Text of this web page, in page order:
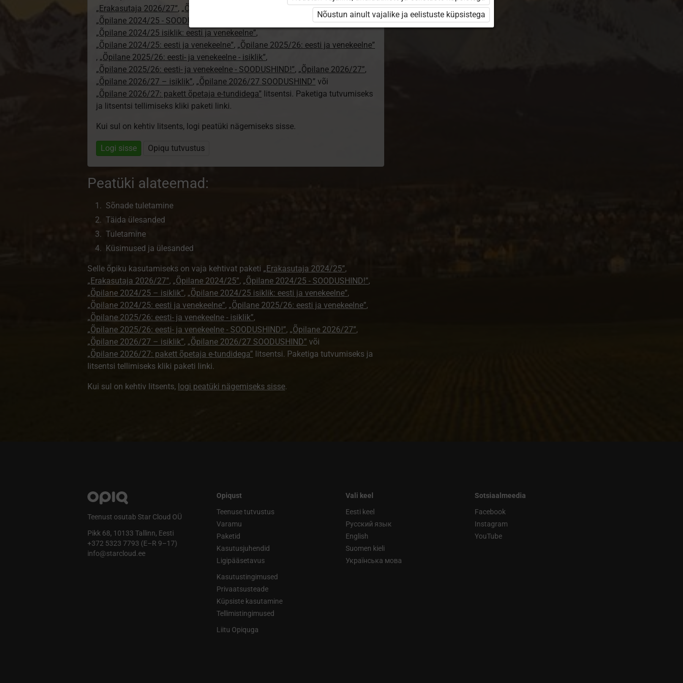
„Erakasutaja 2026/27”, „Õpilane 2024/25”
„Õpilane 2024/25 - SOODUSHIND!”
„Õpilane 2024/25 – isiklik”,
„Õpilane 2024/25 isiklik: eesti ja venekeelne”,
„Õpilane 2024/25: eesti ja venekeelne”, „Õpilane 2025/26: eesti ja venekeelne”
, „Õpilane 2025/26: eesti- ja venekeelne - isiklik”,
„Õpilane 2025/26: eesti- ja venekeelne - SOODUSHIND!”, „Õpilane 2026/27”,
„Õpilane 2026/27 – isiklik”, „Õpilane 2026/27 SOODUSHIND” või
„Õpilane 2026/27: pakett õpetaja e-tundidega” litsentsi. Paketiga tutvumiseks
ja litsentsi tellimiseks kliki paketi linki.
Kui sul on kehtiv litsents, logi peatüki nägemiseks sisse.
Logi sisse Opiqu tutvustus
Peatüki alateemad:
Sõnade tuletamine
Täida ülesanded
Tuletamine
Küsimused ja ülesanded
Selle õpiku kasutamiseks on vaja kehtivat paketi „Erakasutaja 2024/25”,
„Erakasutaja 2026/27”, „Õpilane 2024/25”, „Õpilane 2024/25 - SOODUSHIND!”,
„Õpilane 2024/25 – isiklik”, „Õpilane 2024/25 isiklik: eesti ja venekeelne”,
„Õpilane 2024/25: eesti ja venekeelne”, „Õpilane 2025/26: eesti ja venekeelne”,
„Õpilane 2025/26: eesti- ja venekeelne - isiklik”,
„Õpilane 2025/26: eesti- ja venekeelne - SOODUSHIND!”, „Õpilane 2026/27”,
„Õpilane 2026/27 – isiklik”, „Õpilane 2026/27 SOODUSHIND” või
„Õpilane 2026/27: pakett õpetaja e-tundidega” litsentsi. Paketiga tutvumiseks ja
litsentsi tellimiseks kliki paketi linki.
Kui sul on kehtiv litsents, logi peatüki nägemiseks sisse.
Teenust osutab Star Cloud OÜ
Pikk 68, 10133 Tallinn, Eesti
+372 5323 7793 (E–R 9–17)
info@starcloud.ee
Opiqust
Teenuse tutvustus
Varamu
Paketid
Kasutusjuhendid
Ligipääsetavus
Kasutustingimused
Privaatsusteade
Küpsiste kasutamine
Tellimistingimused
Liitu Opiquga
Vali keel
Eesti keel
Русский язык
English
Suomen kieli
Українська мова
Sotsiaalmeedia
Facebook
Instagram
YouTube
Nõustun ainult vajalike ja eelistuste küpsistega